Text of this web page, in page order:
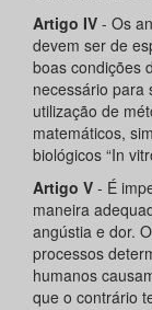
Artigo IV - Os
devem ser de
boas condições
necessário para
utilização de
matemáticos,
biológicos “In
Artigo V - É
maneira
angústia e dor.
processos
humanos
que o contrário